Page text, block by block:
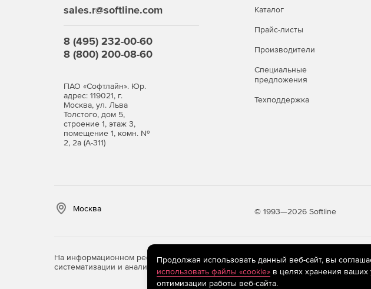
sales.r@softline.com
8 (495) 232-00-60
8 (800) 200-08-60
ПАО «Софтлайн». Юр.
адрес: 119021, г.
Москва, ул. Льва
Толстого, дом 5,
строение 1, этаж 3,
помещение 1, комн. №
2, 2а (А-311)
Каталог
Прайс-листы
Производители
Специальные
предложения
Техподдержка
Москва © 1993—2026 Softline
На информационном ресурсе store.softline.ru применяютсярекомендательные
систематизации и анализа сведений, относящихся к предпочтениям
Продолжая использовать данный веб-сайт, вы
использовать файлы «cookie»в целях хранения ваших
оптимизации работы веб-сайта.